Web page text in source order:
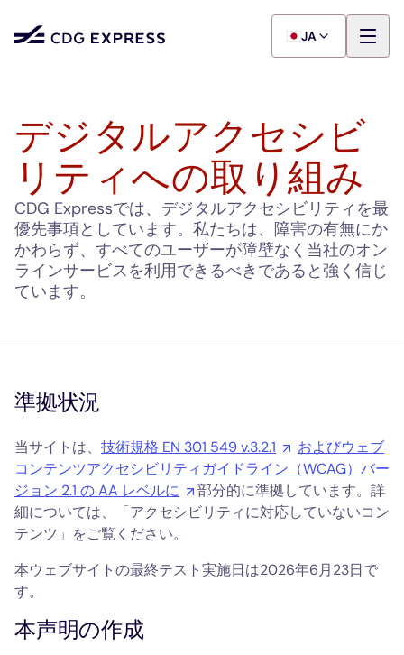
JA
デジタルアクセシビ
リティへの取り組み
CDG Expressでは、デジタルアクセシビリティを最
優先事項としています。私たちは、障害の有無にか
かわらず、すべてのユーザーが障壁なく当社のオン
ラインサービスを利用できるべきであると強く信じ
ています。
準拠状況
当サイトは、 技術規格 EN 301 549 v.3.2.1
およびウェブ
コンテンツアクセシビリティガイドライン（WCAG）バー
ジョン 2.1 の AA レベルに
部分的に準拠しています。詳
細については、「アクセシビリティに対応していないコン
テンツ」をご覧ください。
本ウェブサイトの最終テスト実施日は2026年6月23日で
す。
本声明の作成